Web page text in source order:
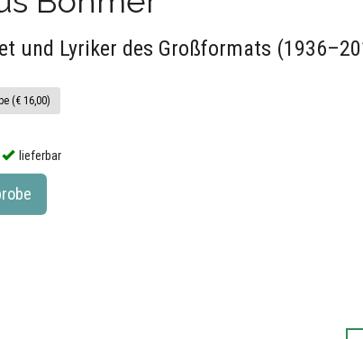
und Lyriker des Großformats
(€ 16,00)
lieferbar